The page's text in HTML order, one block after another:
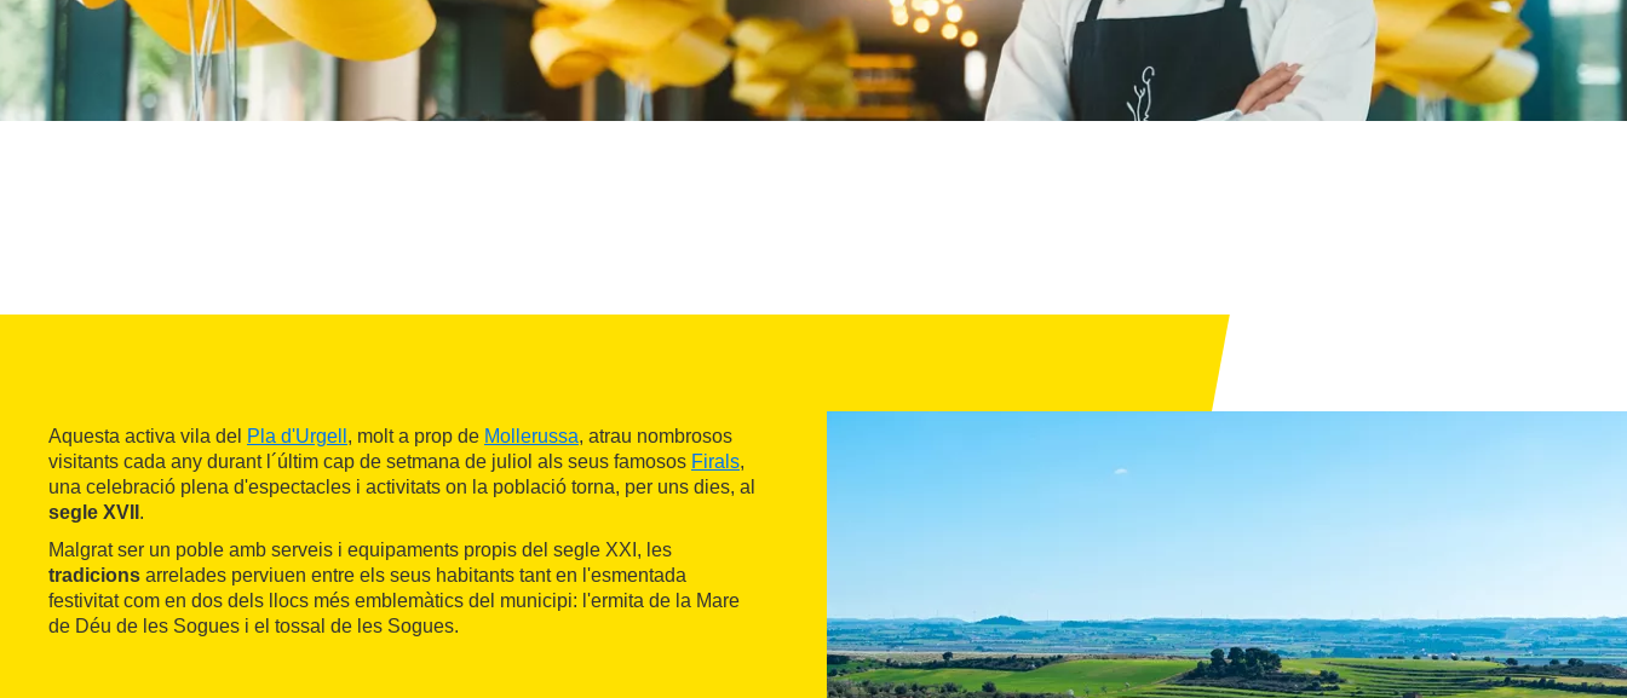
Aquesta activa vila del Pla d'Urgell , molt a prop de Mollerussa, atrau nombrosos
visitants cada any durant l´últim cap de setmana de juliol als seus famosos Firals,
una celebració plena d'espectacles i activitats on la població torna, per uns dies, al
segle XVII .
Malgrat ser un poble amb serveis i equipaments propis del segle XXI, les
tradicions arrelades perviuen entre els seus habitants tant en l'esmentada
festivitat com en dos dels llocs més emblemàtics del municipi: l'ermita de la Mare
de Déu de les Sogues i el tossal de les Sogues.